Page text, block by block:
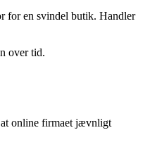
for en svindel butik. Handler
over tid.
at online firmaet jævnligt